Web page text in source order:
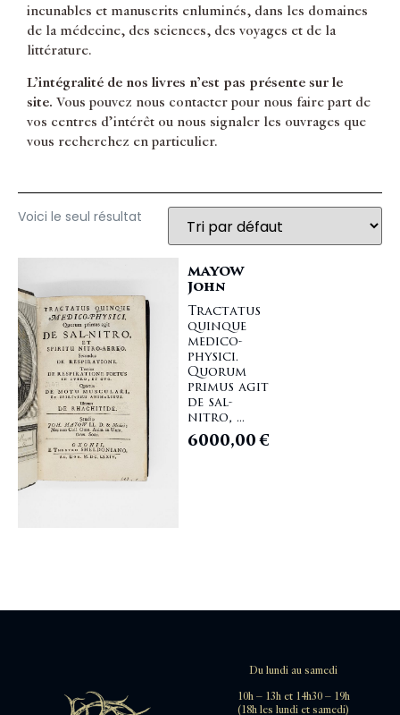
incunables et manuscrits enluminés, dans les domaines
de la médecine, des sciences, des voyages et de la
littérature.
L’intégralité de nos livres n’est pas présente sur le
site. Vous pouvez nous contacter pour nous faire part de
vos centres d’intérêt ou nous signaler les ouvrages que
vous recherchez en particulier.
Voici le seul résultat
MAYOW
John
Tractatus
quinque
medico-
physici.
Quorum
primus agit
de sal-
nitro, ...
6000,00€
Du lundi au samedi
10h – 13h et 14h30 – 19h
(18h les lundi et samedi)